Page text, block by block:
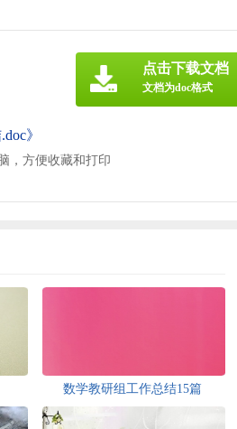
》
，方便收藏和打印
点击下载文档
文档为doc格式
数学教研组工作总结15篇